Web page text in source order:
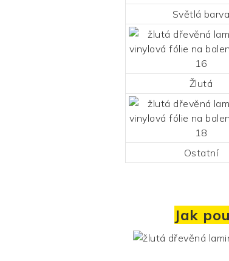
Světlá barva
Žlutá
Ostatní
Jak